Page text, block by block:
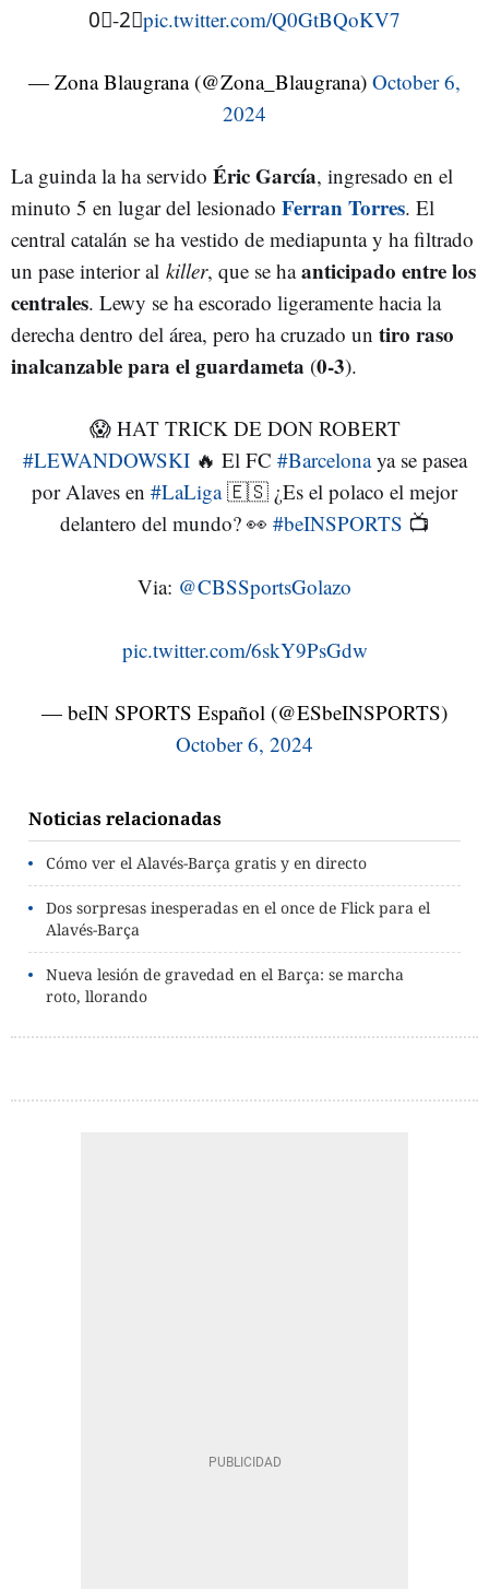
0⃣-2⃣pic.twitter.com/Q0GtBQoKV7
— Zona Blaugrana (@Zona_Blaugrana) October 6,
2024
La guinda la ha servido Éric García, ingresado en el
minuto 5 en lugar del lesionado Ferran Torres. El
central catalán se ha vestido de mediapunta y ha filtrado
un pase interior al killer, que se haanticipado entre los
centrales. Lewy se ha escorado ligeramente hacia la
derecha dentro del área, pero ha cruzado un tiro raso
inalcanzable para el guardameta (0-3).
😱 HAT TRICK DE DON ROBERT
#LEWANDOWSKI🔥 El FC #Barcelonaya se pasea
por Alaves en #LaLiga🇪🇸 ¿Es el polaco el mejor
delantero del mundo? 👀 #beINSPORTS 📺
Via: @CBSSportsGolazo
pic.twitter.com/6skY9PsGdw
— beIN SPORTS Español (@ESbeINSPORTS)
October 6, 2024
Noticias relacionadas
Cómo ver el Alavés-Barça gratis y en directo
Dos sorpresas inesperadas en el once de Flick para el
Alavés-Barça
Nueva lesión de gravedad en el Barça: se marcha
roto, llorando